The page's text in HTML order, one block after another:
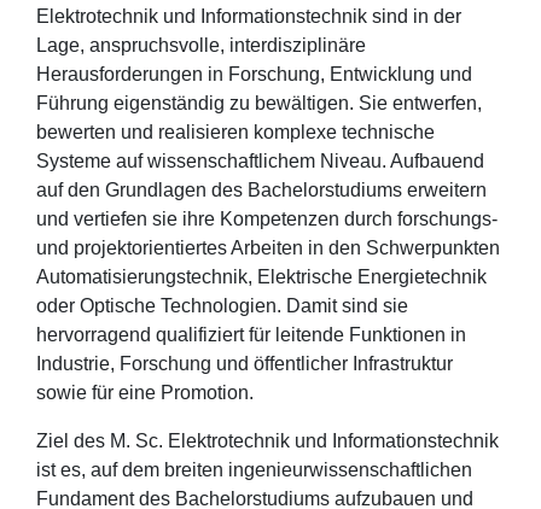
Elektrotechnik und Informationstechnik sind in der
Lage, anspruchsvolle, interdisziplinäre
Herausforderungen in Forschung, Entwicklung und
Führung eigenständig zu bewältigen. Sie entwerfen,
bewerten und realisieren komplexe technische
Systeme auf wissenschaftlichem Niveau. Aufbauend
auf den Grundlagen des Bachelorstudiums erweitern
und vertiefen sie ihre Kompetenzen durch forschungs-
und projektorientiertes Arbeiten in den Schwerpunkten
Automatisierungstechnik, Elektrische Energietechnik
oder Optische Technologien. Damit sind sie
hervorragend qualifiziert für leitende Funktionen in
Industrie, Forschung und öffentlicher Infrastruktur
sowie für eine Promotion.
Ziel des M. Sc. Elektrotechnik und Informationstechnik
ist es, auf dem breiten ingenieurwissenschaftlichen
Fundament des Bachelorstudiums aufzubauen und